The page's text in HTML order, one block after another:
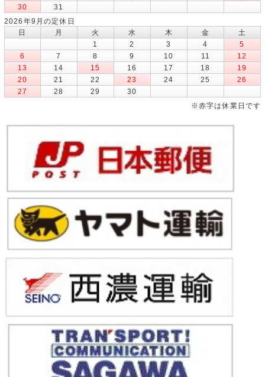
30
31
2026年9月の定休日
日
月 火 水 木 金
土
1
2 3 4
5
6
7 8 9 10 11
12
13
14 15 16 17 18
19
20
21 22 23 24 25
26
27
28 29
30
※赤字は休業日です